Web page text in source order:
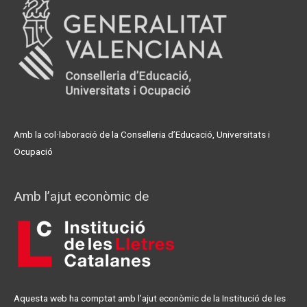
Amb la col·laboració de la Conselleria d’Educació, Universitats i
Ocupació
Amb l’ajut econòmic de
Aquesta web ha comptat amb l’ajut econòmic de la Institució de les